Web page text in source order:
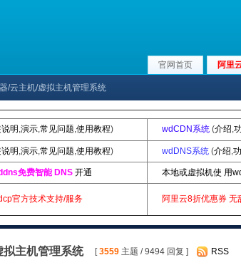
官网首页 阿里
/云主机/虚拟主机管理系统
明 ,演示,常见问题,使用教程) wdCDN系统 (介绍,
明 ,演示,常见问题,使用教程) wdDNS系统 (介绍,
免费智能 DNS 开通 本地或虚拟机使 用
官方技术支持/服务 阿里云8折优惠券 无
主机管理系统 [3559 主题 / 9494 回复 ] RSS